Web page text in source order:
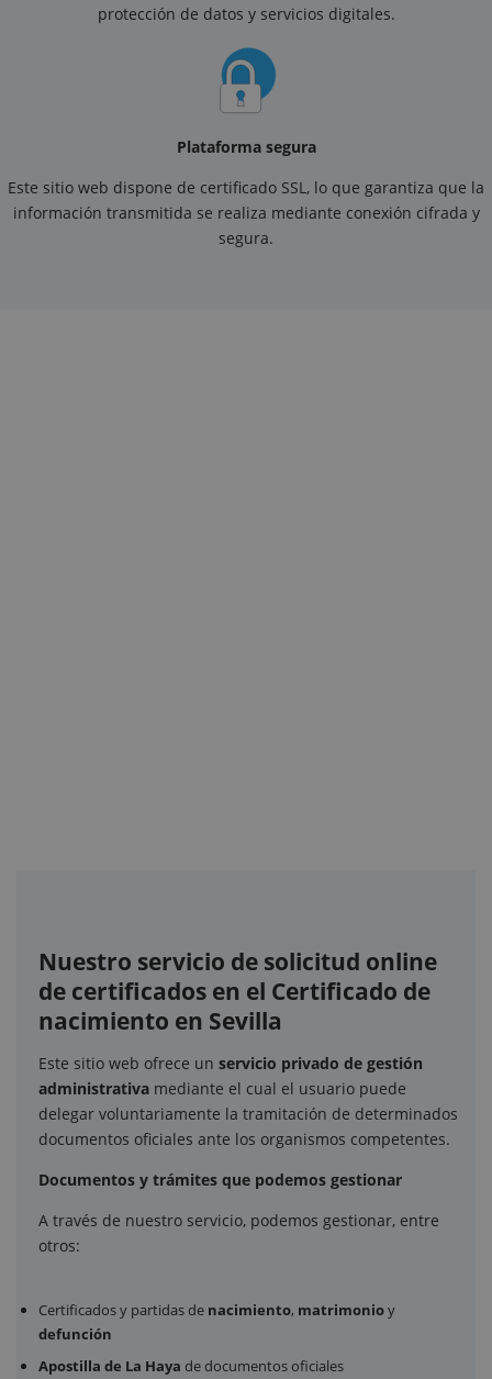
protección de datos y servicios digitales.
Plataforma segura
Este sitio web dispone de certificado SSL, lo que garantiza que la
información transmitida se realiza mediante conexión cifrada y
segura.
Nuestro servicio de solicitud online
de certificados en el Certificado de
nacimiento en Sevilla
Este sitio web ofrece un servicio privado de gestión
administrativa mediante el cual el usuario puede
delegar voluntariamente la tramitación de determinados
documentos oficiales ante los organismos competentes.
Documentos y trámites que podemos gestionar
A través de nuestro servicio, podemos gestionar, entre
otros:
Certificados y partidas de nacimiento, matrimonioy
defunción
Apostilla de La Haya de documentos oficiales